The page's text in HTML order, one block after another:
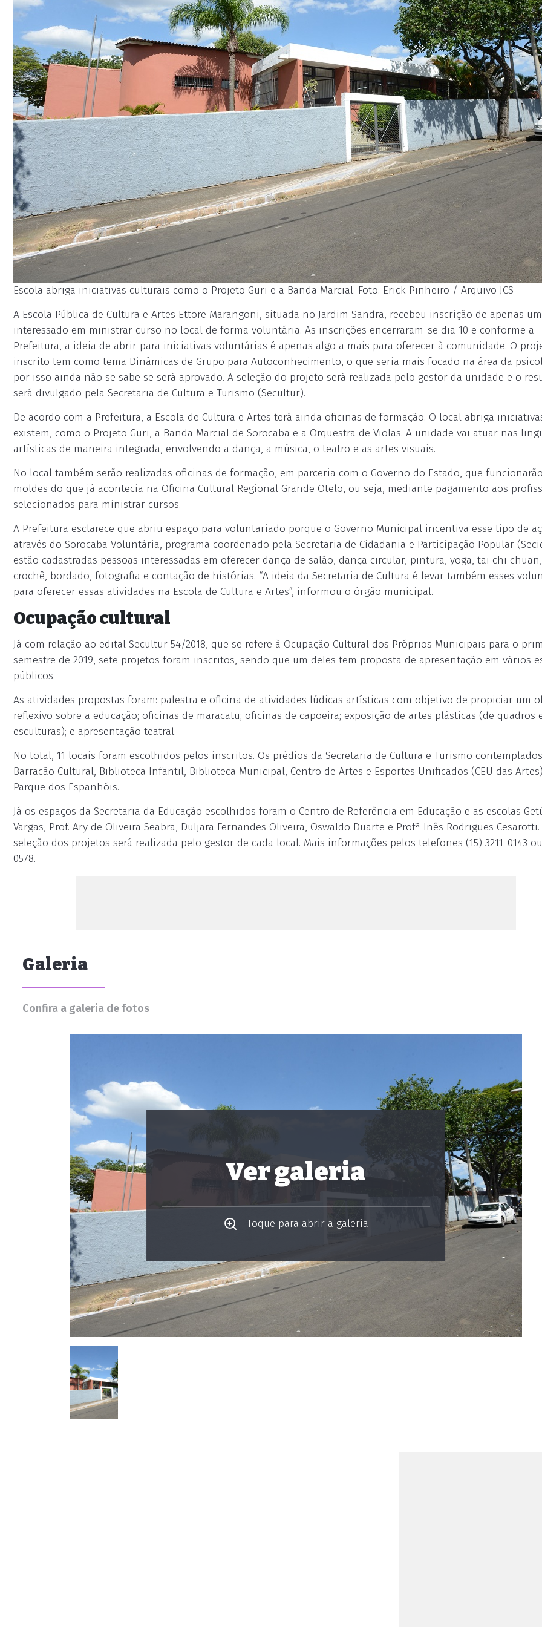
Escola abriga iniciativas culturais como o Projeto Guri e a Banda Marcial. Foto: Erick Pinheiro / Arquivo JCS
A Escola Pública de Cultura e Artes Ettore Marangoni, situada no Jardim Sandra, recebeu inscrição de apenas um
interessado em ministrar curso no local de forma voluntária. As inscrições encerraram-se dia 10 e conforme a
Prefeitura, a ideia de abrir para iniciativas voluntárias é apenas algo a mais para oferecer à comunidade. O
inscrito tem como tema Dinâmicas de Grupo para Autoconhecimento, o que seria mais focado na área da
por isso ainda não se sabe se será aprovado. A seleção do projeto será realizada pelo gestor da unidade e o
será divulgado pela Secretaria de Cultura e Turismo (Secultur).
De acordo com a Prefeitura, a Escola de Cultura e Artes terá ainda oficinas de formação. O local abriga
existem, como o Projeto Guri, a Banda Marcial de Sorocaba e a Orquestra de Violas. A unidade vai atuar nas
artísticas de maneira integrada, envolvendo a dança, a música, o teatro e as artes visuais.
No local também serão realizadas oficinas de formação, em parceria com o Governo do Estado, que
moldes do que já acontecia na Oficina Cultural Regional Grande Otelo, ou seja, mediante pagamento aos
selecionados para ministrar cursos.
A Prefeitura esclarece que abriu espaço para voluntariado porque o Governo Municipal incentiva esse tipo de
através do Sorocaba Voluntária, programa coordenado pela Secretaria de Cidadania e Participação Popular
estão cadastradas pessoas interessadas em oferecer dança de salão, dança circular, pintura, yoga, tai chi chuan,
crochê, bordado, fotografia e contação de histórias. “A ideia da Secretaria de Cultura é levar também esses
para oferecer essas atividades na Escola de Cultura e Artes”, informou o órgão municipal.
Ocupação cultural
Já com relação ao edital Secultur 54/2018, que se refere à Ocupação Cultural dos Próprios Municipais para o
semestre de 2019, sete projetos foram inscritos, sendo que um deles tem proposta de apresentação em vários
públicos.
As atividades propostas foram: palestra e oficina de atividades lúdicas artísticas com objetivo de propiciar um
reflexivo sobre a educação; oficinas de maracatu; oficinas de capoeira; exposição de artes plásticas (de quadros
esculturas); e apresentação teatral.
No total, 11 locais foram escolhidos pelos inscritos. Os prédios da Secretaria de Cultura e Turismo
Barracão Cultural, Biblioteca Infantil, Biblioteca Municipal, Centro de Artes e Esportes Unificados (CEU das
Parque dos Espanhóis.
Já os espaços da Secretaria da Educação escolhidos foram o Centro de Referência em Educação e as escolas
Vargas, Prof. Ary de Oliveira Seabra, Duljara Fernandes Oliveira, Oswaldo Duarte e Profª Inês Rodrigues Cesarotti.
seleção dos projetos será realizada pelo gestor de cada local. Mais informações pelos telefones (15) 3211-0143 ou
0578.
Galeria
Confira a galeria de fotos
Ver galeria
Toque para abrir a galeria